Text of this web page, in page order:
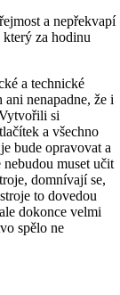
a nepřekvapí
za hodinu
a technické
nenapadne, že i
si
a všechno
bude opravovat a
muset učit
domnívají se,
to dovedou
dokonce velmi
spělo ne